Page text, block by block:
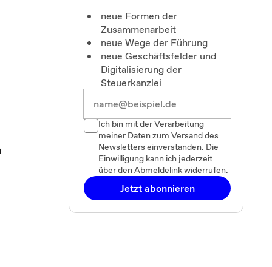
neue Formen der
Zusammenarbeit
neue Wege der Führung
neue Geschäftsfelder und
Digitalisierung der
Steuerkanzlei
Ich bin mit der Verarbeitung
meiner Daten zum Versand des
Newsletters einverstanden. Die
Einwilligung kann ich jederzeit
über den Abmeldelink widerrufen.
Jetzt abonnieren